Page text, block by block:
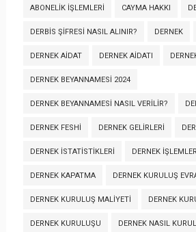
ABONELIK İŞLEMLERI CAYMA HAKKI
DERBİS ŞIFRESI NASIL ALINIR? DERNEK
DERNEK AIDAT DERNEK AIDATI
DERNEK BEYANNAMESI 2024
DERNEK BEYANNAMESI NASIL VERILIR?
DERNEK FESHI DERNEK GELIRLERI
DERNEK İSTATISTIKLERI DERNEK
DERNEK KAPATMA DERNEK KURULUŞ
DERNEK KURULUŞ MALIYETI DERNEK
DERNEK KURULUŞU DERNEK NASIL